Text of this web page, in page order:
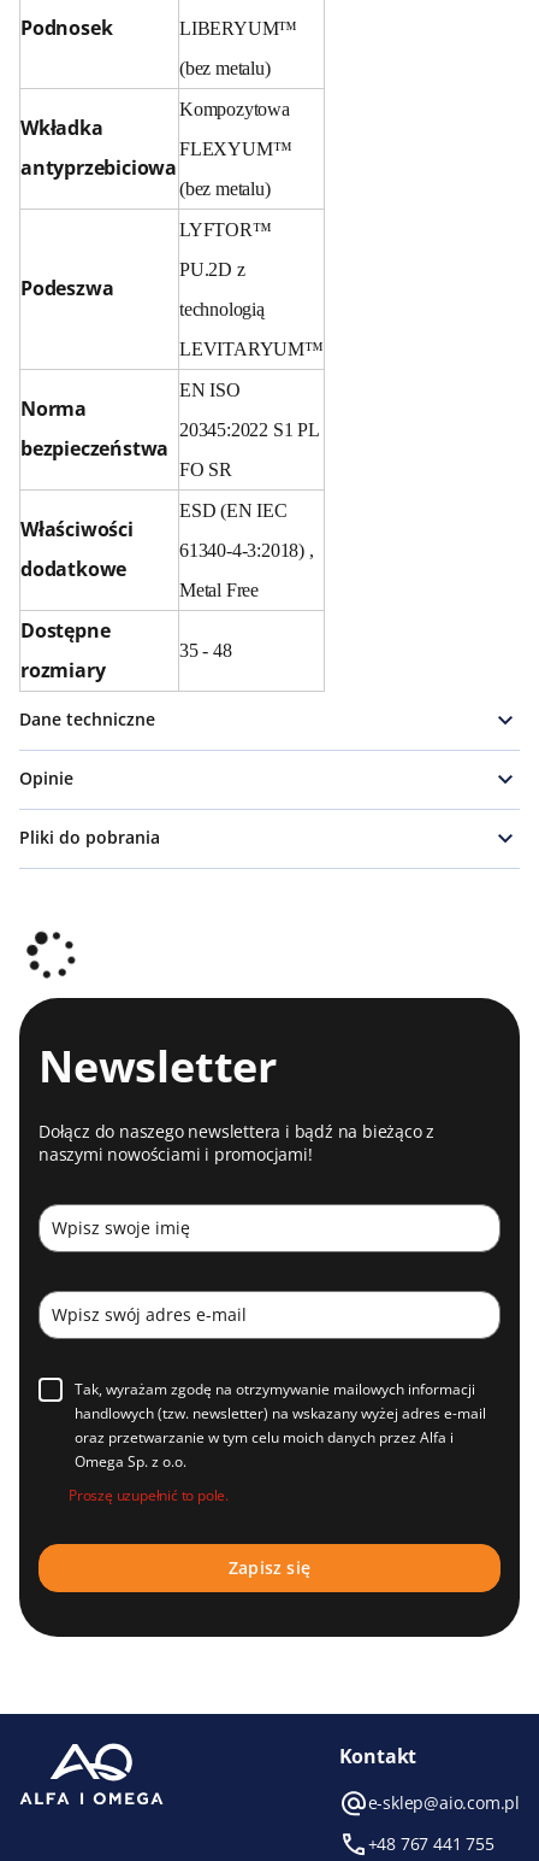
Podnosek
LIBERYUM™
(bez metalu)
Wkładka
antyprzebiciowa
Kompozytowa
FLEXYUM™
(bez metalu)
Podeszwa
LYFTOR™
PU.2D z
technologią
LEVITARYUM™
Norma
bezpieczeństwa
EN ISO
20345:2022 S1 PL
FO SR
Właściwości
dodatkowe
ESD (EN IEC
61340-4-3:2018) ,
Metal Free
Dostępne
rozmiary
35 - 48
Dane techniczne
Opinie
Pliki do pobrania
Newsletter
Dołącz do naszego newslettera i bądź na bieżąco z
naszymi nowościami i promocjami!
Tak, wyrażam zgodę na otrzymywanie mailowych informacji
handlowych (tzw. newsletter) na wskazany wyżej adres e-mail
oraz przetwarzanie w tym celu moich danych przez Alfa i
Omega Sp. z o.o.
Proszę uzupełnić to pole.
Kontakt
e-sklep@aio.com.pl
+48 767 441 755